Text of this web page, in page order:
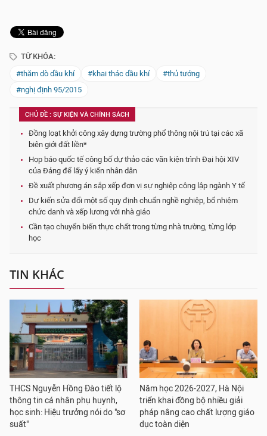
TỪ KHÓA:
#thăm dò dầu khí
#khai thác dầu khí
#thủ tướng
#nghị định 95/2015
CHỦ ĐỀ : SỰ KIỆN VÀ CHÍNH SÁCH
Đồng loạt khởi công xây dựng trường phổ thông nội trú tại các xã
biên giới đất liền*
Họp báo quốc tế công bố dự thảo các văn kiện trình Đại hội XIV
của Đảng để lấy ý kiến nhân dân
Đề xuất phương án sắp xếp đơn vị sự nghiệp công lập ngành Y tế
Dự kiến sửa đổi một số quy định chuẩn nghề nghiệp, bổ nhiệm
chức danh và xếp lương với nhà giáo
Cần tạo chuyển biến thực chất trong từng nhà trường, từng lớp
học
TIN KHÁC
THCS Nguyễn Hồng Đào tiết lộ
thông tin cá nhân phụ huynh,
học sinh: Hiệu trưởng nói do "sơ
suất"
Năm học 2026-2027, Hà Nội
triển khai đồng bộ nhiều giải
pháp nâng cao chất lượng giáo
dục toàn diện